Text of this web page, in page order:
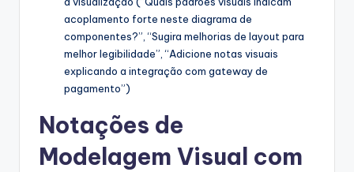
acoplamento forte neste diagrama de
componentes?”, “Sugira melhorias de layout para
melhor legibilidade”, “Adicione notas visuais
explicando a integração com gateway de
pagamento”)
Notações de
Modelagem Visual com